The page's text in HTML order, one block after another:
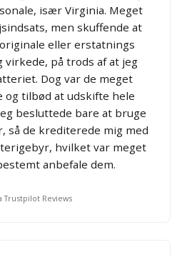
især Virginia. Meget
men skuffende at
eller erstatnings
på trods af at jeg
Dog var de meget
og tilbød at udskifte hele
besluttede bare at bruge
så de krediterede mig med
hvilket var meget
anbefale dem.
Trustpilot Reviews